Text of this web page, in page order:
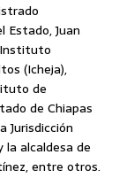
Estado, Juan
Instituto
(Icheja),
de
de Chiapas
Jurisdicción
la alcaldesa de
entre otros.